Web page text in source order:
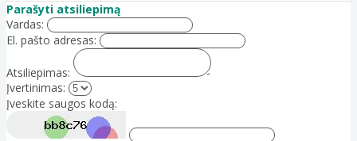
Parašyti atsiliepimą
Vardas:
El. pašto adresas:
Atsiliepimas:
Įvertinimas:
Įveskite saugos kodą: